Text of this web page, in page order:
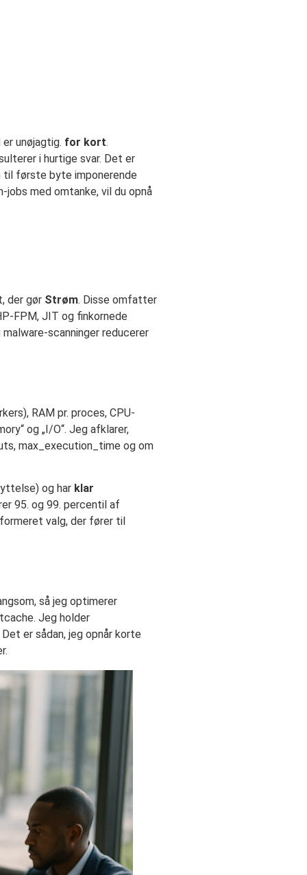
unøjagtig. for kort.
i hurtige svar. Det er
til første byte imponerende
med omtanke, vil du opnå
der gør Strøm. Disse omfatter
FPM, JIT og finkornede
scanninger reducerer
RAM pr. proces, CPU-
og „I/O“. Jeg afklarer,
max_execution_time og om
og har klar
95. og 99. percentil af
valg, der fører til
så jeg optimerer
Jeg holder
er sådan, jeg opnår korte